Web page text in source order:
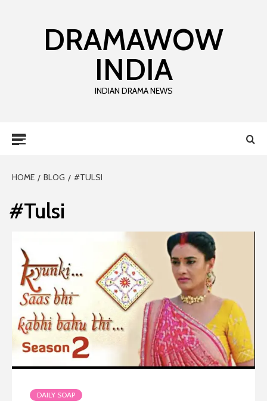
DRAMAWOW
INDIA
INDIAN DRAMA NEWS
HOME BLOG #TULSI
#Tulsi
DAILY SOAP